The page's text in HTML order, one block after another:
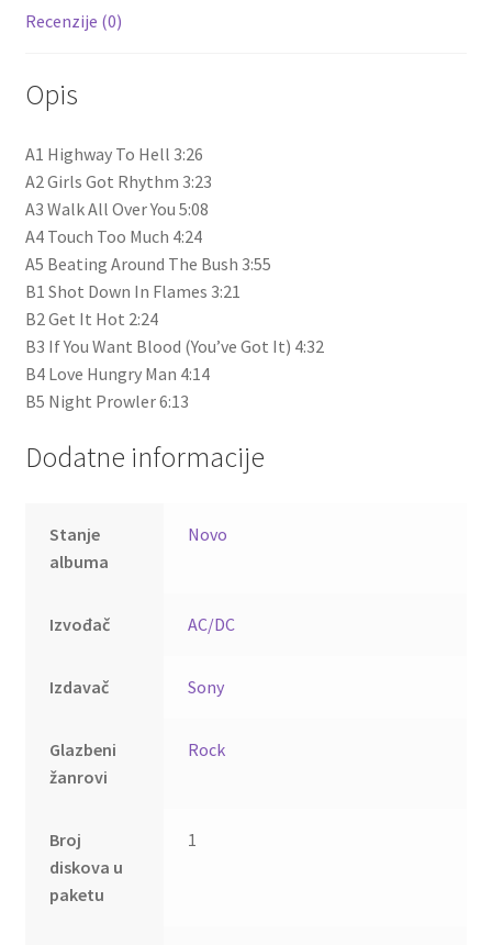
Recenzije (0)
Opis
A1 Highway To Hell 3:26
A2 Girls Got Rhythm 3:23
A3 Walk All Over You 5:08
A4 Touch Too Much 4:24
A5 Beating Around The Bush 3:55
B1 Shot Down In Flames 3:21
B2 Get It Hot 2:24
B3 If You Want Blood (You’ve Got It) 4:32
B4 Love Hungry Man 4:14
B5 Night Prowler 6:13
Dodatne informacije
Stanje
albuma
Novo
Izvođač AC/DC
Izdavač Sony
Glazbeni
žanrovi
Rock
Broj
diskova u
paketu
1